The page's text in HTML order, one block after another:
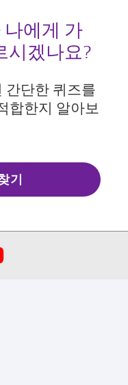
에게 가
시겠나요?
간단한 퀴즈를
합한지 알아보
기